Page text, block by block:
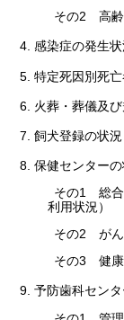
その2 高齢
4. 感染症の発生
5. 特定死因別死亡
6. 火葬・葬儀及
7. 飼犬登録の状況
8. 保健センター
その1 総合健
利用状況）
その2 がん
その3 健康診
9. 予防歯科セン